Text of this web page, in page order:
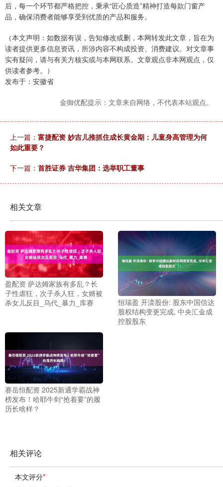
后，每一个环节都严格把控，秉承“匠心质造”精神打造每款门窗产
品，确保消费者能够享受到优质的产品和服务。
（本文声明：如数据有误，告知修改或删，本网转发此文章，旨在为
读者提供更多信息资讯，所涉内容不构成投资、消费建议。对文章事
实有疑问，请与有关方核实或与本网联系。文章观点非本网观点，仅
供读者参考。）
发布于：安徽省
金御优配提示：文章来自网络，不代表本站观点。
上一篇： 富捷配资 妙吉儿推抓住成长黄金期：儿童身高管理为何
如此重要？
下一篇： 首胜证券 吉华集团：选举职工董事
相关文章
盈配资 萨达姆家族有多乱？长
子性虐狂，次子杀人狂，女婿被
杀女儿反目_乌代_暴力_库赛
恒瑞盈 开滦股份: 股东中国信达
股权结构变更完成, 中央汇金成
控股股东
赛岳恒配资 2025新通学霸战神
榜发布！哈耶牛剑“抢着要”的履
历长啥样？
相关评论
本文评分*